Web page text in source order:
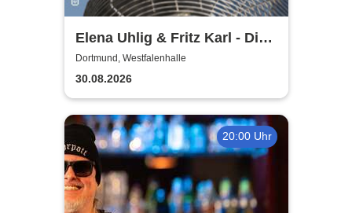
Elena Uhlig & Fritz Karl - Die
Ehe - eine feindliche
Übernahme
Dortmund, Westfalenhalle
30.08.2026
20:00 Uhr